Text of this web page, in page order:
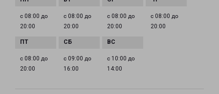
с 08:00 до
20:00
с 08:00 до
20:00
с 08:00 до
20:00
с 08:00 до
20:00
с 08:00 до
20:00
с 09:00 до
16:00
с 10:00 до
14:00